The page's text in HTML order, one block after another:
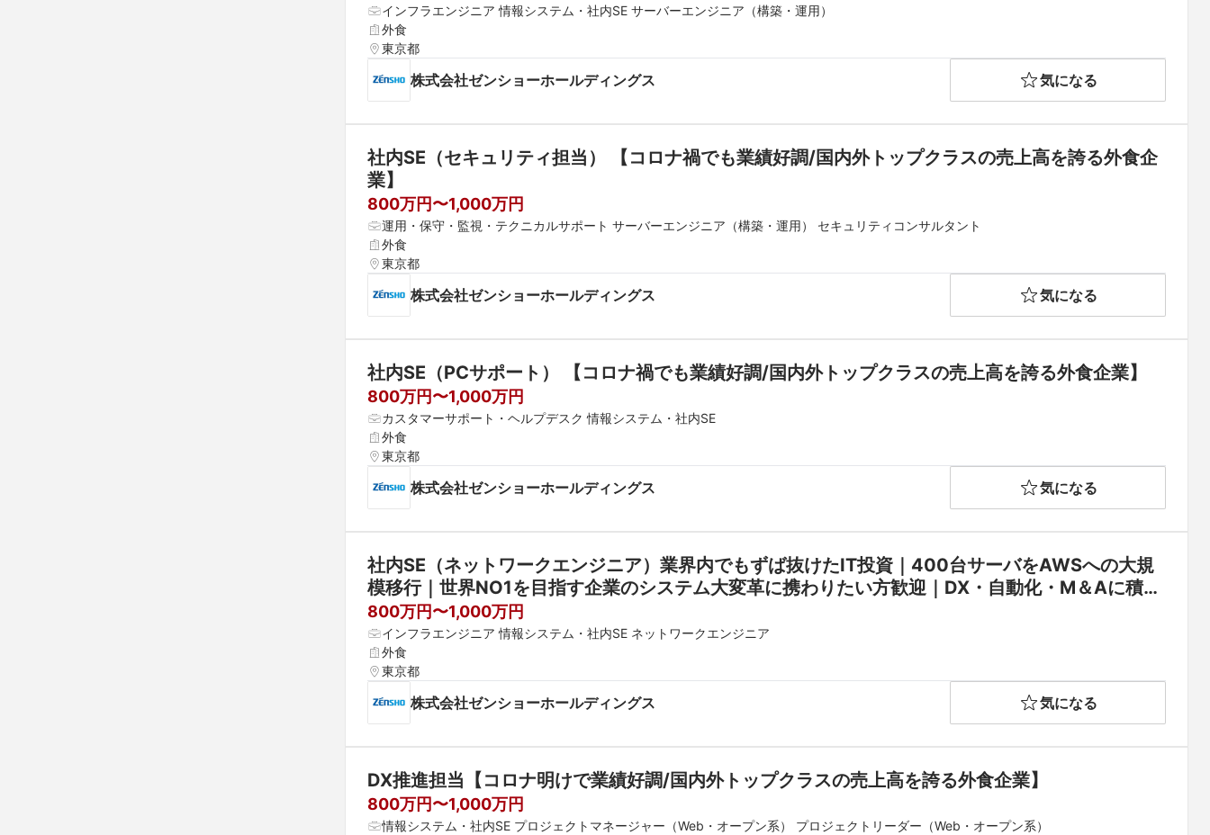
インフラエンジニア 情報システム・社内SE サーバーエンジニア（構築・運用）
外食
東京都
株式会社ゼンショーホールディングス 気になる
社内SE（セキュリティ担当） 【コロナ禍でも業績好調/国内外トップクラスの売上高を誇る外食企
業】
800万円〜1,000万円
運用・保守・監視・テクニカルサポート サーバーエンジニア（構築・運用） セキュリティコンサルタント
外食
東京都
株式会社ゼンショーホールディングス 気になる
社内SE（PCサポート） 【コロナ禍でも業績好調/国内外トップクラスの売上高を誇る外食企業】
800万円〜1,000万円
カスタマーサポート・ヘルプデスク 情報システム・社内SE
外食
東京都
株式会社ゼンショーホールディングス 気になる
社内SE（ネットワークエンジニア）業界内でもずば抜けたIT投資｜400台サーバをAWSへの大規
模移行｜世界NO1を目指す企業のシステム大変革に携わりたい方歓迎｜DX・自動化・M＆Aに積極
的【コロナ禍でも業績好調/国内外トップクラスの売上高を誇る外食企業】
800万円〜1,000万円
インフラエンジニア 情報システム・社内SE ネットワークエンジニア
外食
東京都
株式会社ゼンショーホールディングス 気になる
DX推進担当【コロナ明けで業績好調/国内外トップクラスの売上高を誇る外食企業】
800万円〜1,000万円
情報システム・社内SE プロジェクトマネージャー（Web・オープン系） プロジェクトリーダー（Web・オープン系）